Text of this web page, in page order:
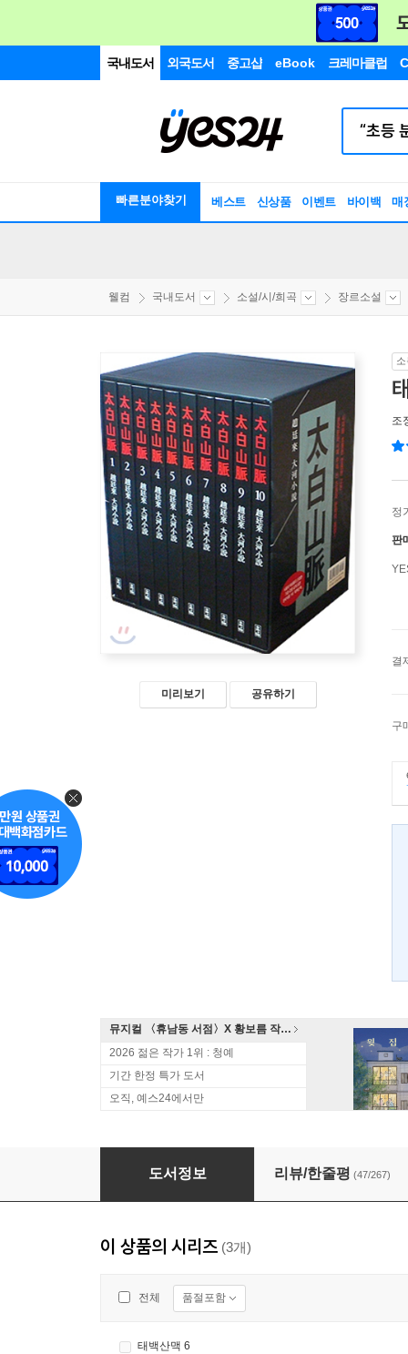
국내도서 외국도서 중고샵 eBook 크레마클럽
빠른분야찾기 베스트 신상품 이벤트 바이백 매
웰컴 국내도서 소설/시/희곡 장르소설
미리보기 공유하기
조
정
판
결
구
뮤지컬 〈휴남동 서점〉X 황보름 작가 북토크
2026 젊은 작가 1위 : 청예
기간 한정 특가 도서
오직, 예스24에서만
태백산맥 세트
도서정보 리뷰/한줄평 (47/267)
이 상품의 시리즈 (3개)
전체 품절포함
태백산맥 6